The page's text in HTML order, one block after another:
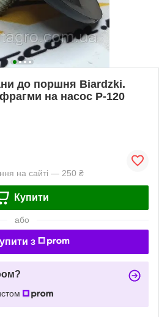
до поршня Biardzki.
на насос Р-120
на сайті — 250 ₴
Купити
або
з